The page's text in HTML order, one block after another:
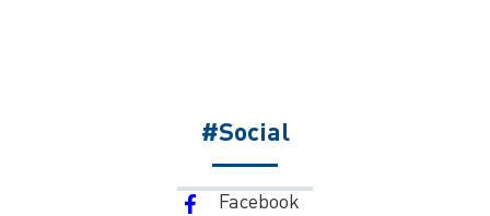
#Social
Facebook